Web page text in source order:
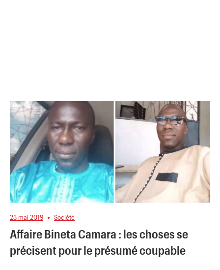
23 mai 2019 Société
Affaire Bineta Camara : les choses se
précisent pour le présumé coupable